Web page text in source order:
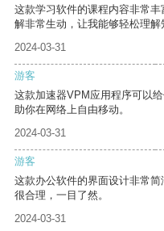
这款学习软件的课程内容非常
解非常生动，让我能够轻松理解
2024-03-31
游客
这款加速器VPM应用程序可以
助你在网络上自由移动。
2024-03-31
游客
这款办公软件的界面设计非常
很合理，一目了然。
2024-03-31